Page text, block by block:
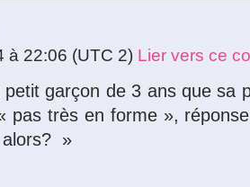
à 22:06 (UTC 2) Lier vers ce
petit garçon de 3 ans que sa
pas très en forme »,
alors? »